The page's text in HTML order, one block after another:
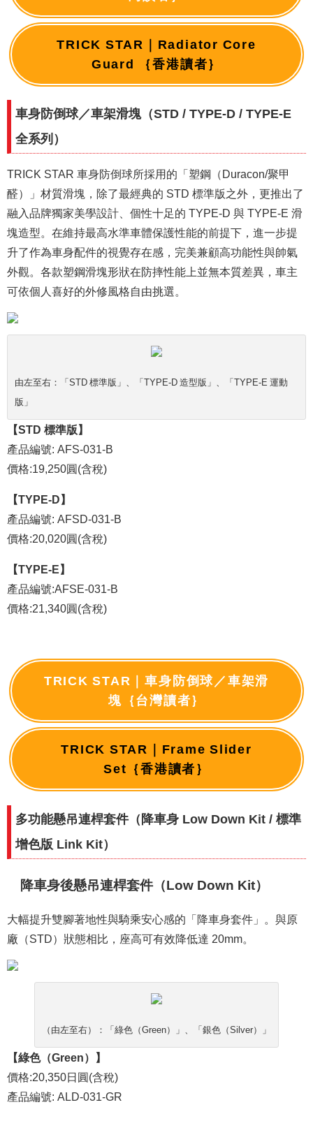
TRICK STAR｜Radiator Core
Guard ｛香港讀者｝
車身防倒球／車架滑塊（STD / TYPE-D / TYPE-E
全系列）
TRICK STAR 車身防倒球所採用的「塑鋼（Duracon/聚甲
醛）」材質滑塊，除了最經典的 STD 標準版之外，更推出了
融入品牌獨家美學設計、個性十足的 TYPE-D 與 TYPE-E 滑
塊造型。在維持最高水準車體保護性能的前提下，進一步提
升了作為車身配件的視覺存在感，完美兼顧高功能性與帥氣
外觀。各款塑鋼滑塊形狀在防摔性能上並無本質差異，車主
可依個人喜好的外修風格自由挑選。
由左至右：「STD 標準版」、「TYPE-D 造型版」、「TYPE-E 運動
版」
【STD 標準版】
產品編號: AFS-031-B
價格:19,250圓(含稅)
【TYPE-D】
產品編號: AFSD-031-B
價格:20,020圓(含稅)
【TYPE-E】
產品編號:AFSE-031-B
價格:21,340圓(含稅)
TRICK STAR｜車身防倒球／車架滑
塊｛台灣讀者｝
TRICK STAR｜Frame Slider
Set｛香港讀者｝
多功能懸吊連桿套件（降車身 Low Down Kit / 標準
增色版 Link Kit）
降車身後懸吊連桿套件（Low Down Kit）
大幅提升雙腳著地性與騎乘安心感的「降車身套件」。與原
廠（STD）狀態相比，座高可有效降低達 20mm。
（由左至右）：「綠色（Green）」、「銀色（Silver）」
【綠色（Green）】
價格:20,350日圓(含稅)
產品編號: ALD-031-GR